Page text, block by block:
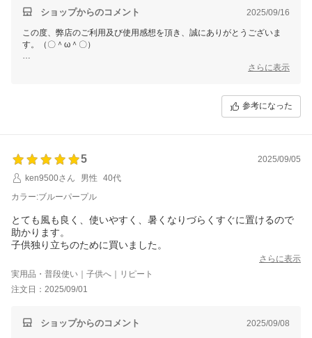
ショップからのコメント 2025/09/16
この度、弊店のご利用及び使用感想を頂き、誠にありがとうございま
す。（〇＾ω＾〇）
ご多用にもかかわらず、丁寧なご使用感想をいただき本当に嬉しい限り
お買い上げ商品は少しでもお客様のお役に立てれば幸いです。
これからもまた何がございましたら、是非お気軽にショップまでお問い
を開始してください。
今後も変わらぬご愛顧のほど、よろしくお願いいたします。
さらに表示
参考になった
5
2025/09/05
ken9500さん
男性
40代
カラー:ブルーパープル
とても風も良く、使いやすく、暑くなりづらくすぐに置けるので
助かります。
子供独り立ちのために買いました。
さらに表示
実用品・普段使い｜子供へ｜リピート
注文日：2025/09/01
ショップからのコメント 2025/09/08